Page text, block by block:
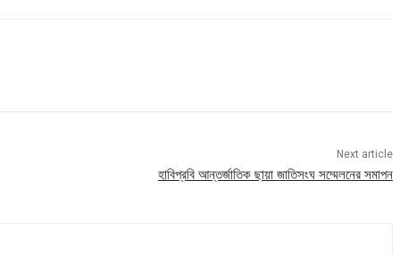
Next article
হাবিপ্রবি আন্তর্জাতিক ছায়া জাতিসংঘ সম্মেলনের সমাপন